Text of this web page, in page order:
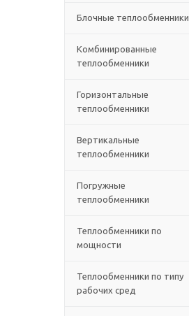
Блочные теплообменники
Комбинированные
теплообменники
Горизонтальные
теплообменники
Вертикальные
теплообменники
Погружные
теплообменники
Теплообменники по
мощности
Теплообменники по типу
рабочих сред